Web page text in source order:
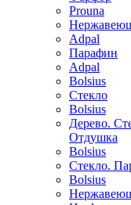
Prouna
Adpal
Парафин
Adpal
Bolsius
Стекло
Bolsius
Дерево.
Отдушка
Bolsius
Стекло.
Bolsius